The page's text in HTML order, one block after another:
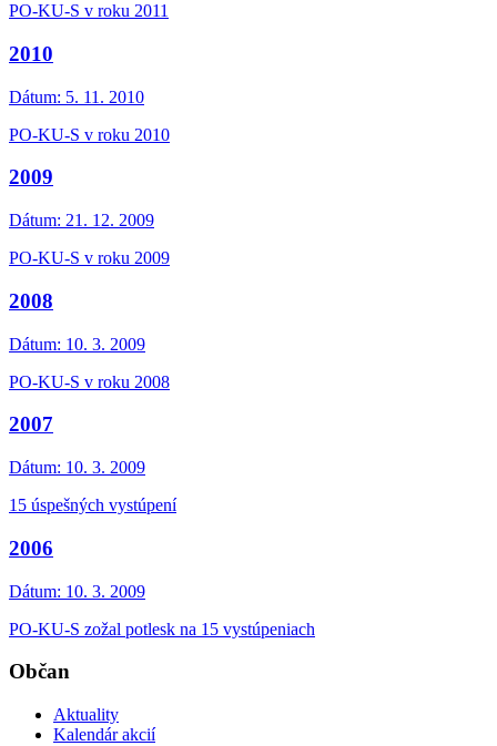
PO-KU-S v roku 2011
2010
Dátum: 5. 11. 2010
PO-KU-S v roku 2010
2009
Dátum: 21. 12. 2009
PO-KU-S v roku 2009
2008
Dátum: 10. 3. 2009
PO-KU-S v roku 2008
2007
Dátum: 10. 3. 2009
15 úspešných vystúpení
2006
Dátum: 10. 3. 2009
PO-KU-S zožal potlesk na 15 vystúpeniach
Občan
Aktuality
Kalendár akcií